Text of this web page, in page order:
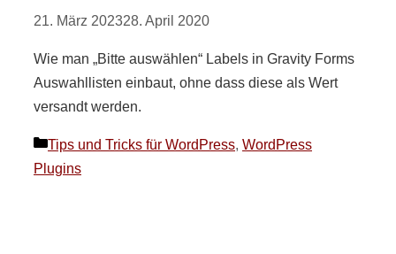
21. März 202328. April 2020
Wie man „Bitte auswählen“ Labels in Gravity Forms
Auswahllisten einbaut, ohne dass diese als Wert
versandt werden.
Kategorien
Tips und Tricks für WordPress, WordPress
Plugins